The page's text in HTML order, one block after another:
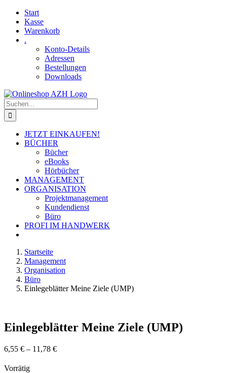
Skip
content
Facebook
YouTubeStart
Kasse
Warenkorb
.
Konto-Details
Adressen
Bestellungen
Downloads
Suche
nach:
JETZT EINKAUFEN!
BÜCHER
Bücher
eBooks
Hörbücher
MANAGEMENT
ORGANISATION
Projektmanagement
Kundendienst
Büro
PROFI IM HANDWERK
Startseite
Management
Organisation
Büro
Einlegeblätter Meine Ziele (UMP)
Einlegeblätter Meine Ziele (UMP)
6,55 € – 11,78 €
Vorrätig